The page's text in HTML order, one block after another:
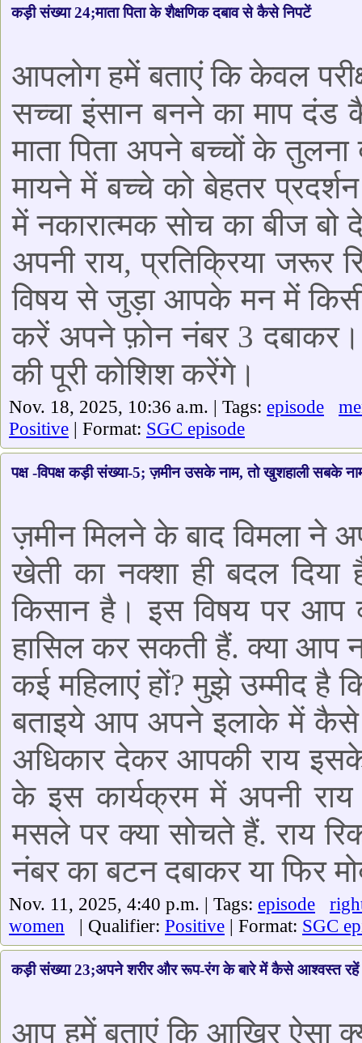
कड़ी संख्या 24;माता पिता के शैक्षणिक दबाव से कैसे निपटें
आपलोग हमें बताएं कि केवल
सच्चा इंसान बनने का माप दंड
माता पिता अपने बच्चों के
मायने में बच्चे को बेहतर
में नकारात्मक सोच का बीज
अपनी राय, प्रतिक्रिया
विषय से जुड़ा आपके मन में
करें अपने फ़ोन नंबर 3
की पूरी कोशिश करेंगे।
Nov. 18, 2025, 10:36 a.m. | Tags: episode
Positive | Format: SGC episode
पक्ष -विपक्ष कड़ी संख्या-5; ज़मीन उसके नाम, तो खुशहाली सबके
ज़मीन मिलने के बाद विमला ने
खेती का नक्शा ही बदल
किसान है। इस विषय पर आप
हासिल कर सकती हैं. क्या आप
कई महिलाएं हों? मुझे उम्मीद है
बताइये आप अपने इलाके में कैसे
अधिकार देकर आपकी राय इसके
के इस कार्यक्रम में अपनी
मसले पर क्या सोचते हैं. राय
नंबर का बटन दबाकर या फिर
Nov. 11, 2025, 4:40 p.m. | Tags: episode
women | Qualifier: Positive | Format: SGC
कड़ी संख्या 23;अपने शरीर और रूप-रंग के बारे में कैसे आश्वस्त रहें
आप हमें बताएं कि आखिर ऐसा